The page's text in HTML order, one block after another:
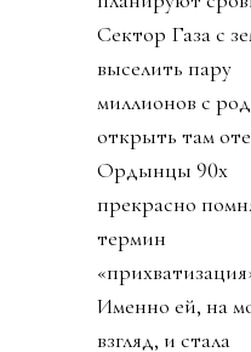
Сектор Газа с
выселить пару
миллионов с
открыть там
Ордынцы 90х
прекрасно
термин
Именно ей, на
взгляд, и стала